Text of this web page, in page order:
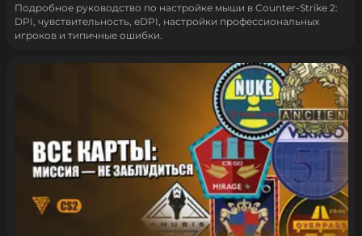
Подробное руководство по настройке мыши в Counter-Strike 2:
DPI, чувствительность, eDPI, настройки профессиональных
игроков и типичные ошибки.